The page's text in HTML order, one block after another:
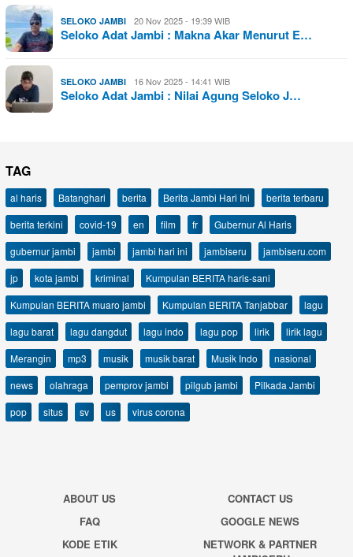
SELOKO JAMBI 20 Nov 2025 - 19:39 WIB
Seloko Adat Jambi : Makna Akar Menurut E…
SELOKO JAMBI 16 Nov 2025 - 14:41 WIB
Seloko Adat Jambi : Nilai Agung Seloko J…
TAG
al haris Batanghari berita Berita Jambi Hari Ini
berita terbaru
berita terkini
covid-19 en film fr
Gubernur Al Haris
gubernur jambi
jambi jambi hari ini jambiseru
jambiseru.com
jp
kota jambi kriminal
Kumpulan BERITA haris-sani
Kumpulan BERITA muaro jambi
Kumpulan BERITA Tanjabbar
lagu
lagu barat
lagu dangdut lagu indo lagu pop lirik
lirik lagu
Merangin
mp3 musik musik barat Musik Indo
nasional
news
olahraga pemprov jambi pilgub jambi
Pilkada Jambi
pop
situs sv us virus corona
ABOUT US
CONTACT US
FAQ
GOOGLE NEWS
KODE ETIK
NETWORK & PARTNER